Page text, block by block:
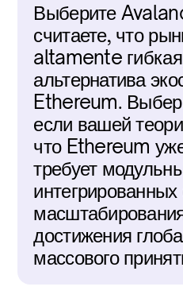
Выберите
считаете, что
altamente
альтернатива
Ethereum.
если вашей
что Ethereum
требует
интегрированных
достижения
массового